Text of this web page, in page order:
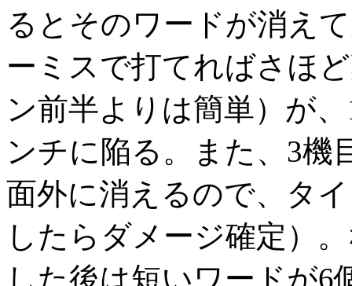
るとそのワードが消え
ーミスで打てればさほ
ン前半よりは簡単）が
ンチに陥る。また、3機
面外に消えるので、タ
したらダメージ確定）
した後は短いワードが